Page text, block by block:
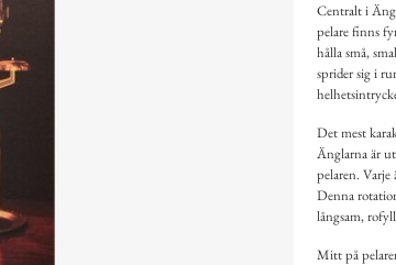
Centralt i
pelare finns
hålla små,
sprider sig i
Det mest
Änglarna är
pelaren.
Denna
långsam,
Mitt på